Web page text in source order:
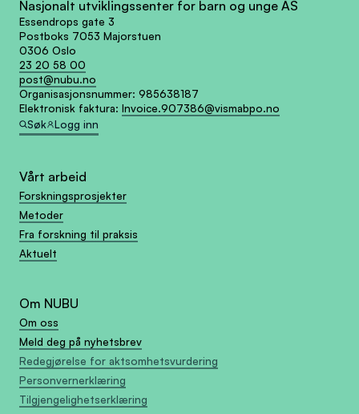
Nasjonalt utviklingssenter for barn og unge AS
Essendrops gate 3
Postboks 7053 Majorstuen
0306 Oslo
23 20 58 00
post@nubu.no
Organisasjonsnummer: 985638187
Elektronisk faktura: Invoice.907386@vismabpo.no
Søk
Logg inn
Vårt arbeid
Forskningsprosjekter
Metoder
Fra forskning til praksis
Aktuelt
Om NUBU
Om oss
Meld deg på nyhetsbrev
Redegjørelse for aktsomhetsvurdering
Personvernerklæring
Tilgjengelighetserklæring